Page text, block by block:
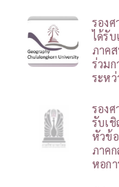
รอง
ได้รั
ภาค
ร่วม
ระห
รอง
รับเ
หัวข้
ภาค
หอก